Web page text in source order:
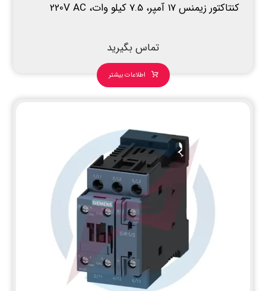
کنتاکتور زیمنس 17 آمپر، 7.5 کیلو وات، 220V AC
تماس بگیرید
اطلاعات بیشتر